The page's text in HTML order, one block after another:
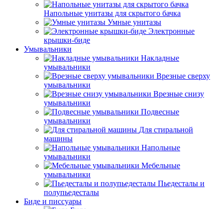
Напольные унитазы для скрытого бачка
Умные унитазы
Электронные
крышки-биде
Умывальники
Накладные
умывальники
Врезные сверху
умывальники
Врезные снизу
умывальники
Подвесные
умывальники
Для стиральной
машины
Напольные
умывальники
Мебельные
умывальники
Пьедесталы и
полупьедесталы
Биде и писсуары